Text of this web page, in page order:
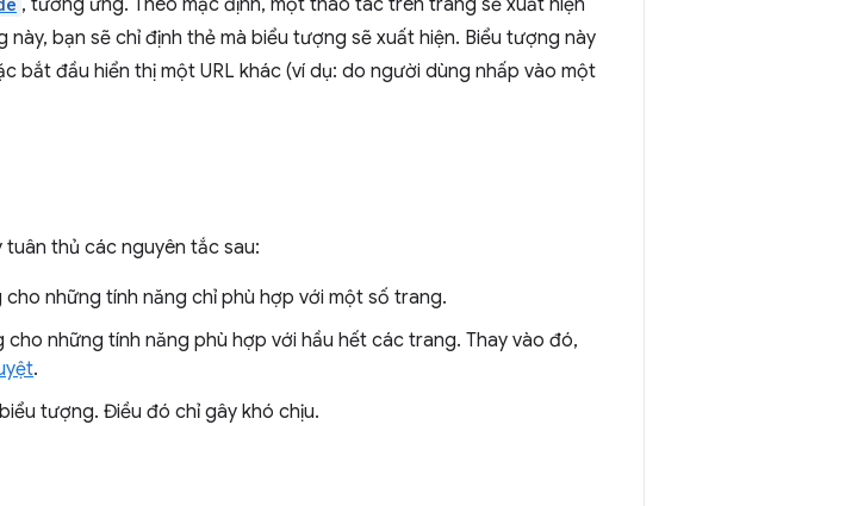
, tương ứng. Theo mặc định, một thao tác trên trang sẽ xuất hiện
bạn sẽ chỉ định thẻ mà biểu tượng sẽ xuất hiện. Biểu tượng này
bắt đầu hiển thị một URL khác (ví dụ: do người dùng nhấp vào một
thủ các nguyên tắc sau:
những tính năng chỉ phù hợp với một số trang.
những tính năng phù hợp với hầu hết các trang. Thay vào đó,
.
tượng. Điều đó chỉ gây khó chịu.